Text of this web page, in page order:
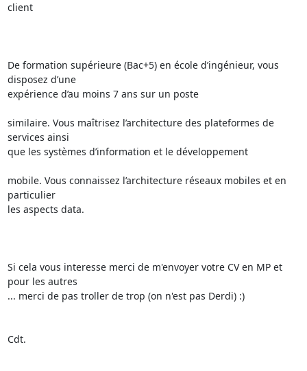
client
De formation supérieure (Bac+5) en école d’ingénieur, vous
disposez d’une
expérience d’au moins 7 ans sur un poste
similaire. Vous maîtrisez l’architecture des plateformes de
services ainsi
que les systèmes d’information et le développement
mobile. Vous connaissez l’architecture réseaux mobiles et en
particulier
les aspects data.
Si cela vous interesse merci de m'envoyer votre CV en MP et
pour les autres
... merci de pas troller de trop (on n'est pas Derdi) :)
Cdt.